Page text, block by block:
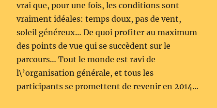
vrai que, pour une fois, les conditions sont
vraiment idéales: temps doux, pas de vent,
soleil généreux… De quoi profiter au maximum
des points de vue qui se succèdent sur le
parcours… Tout le monde est ravi de
l\’organisation générale, et tous les
participants se promettent de revenir en 2014…